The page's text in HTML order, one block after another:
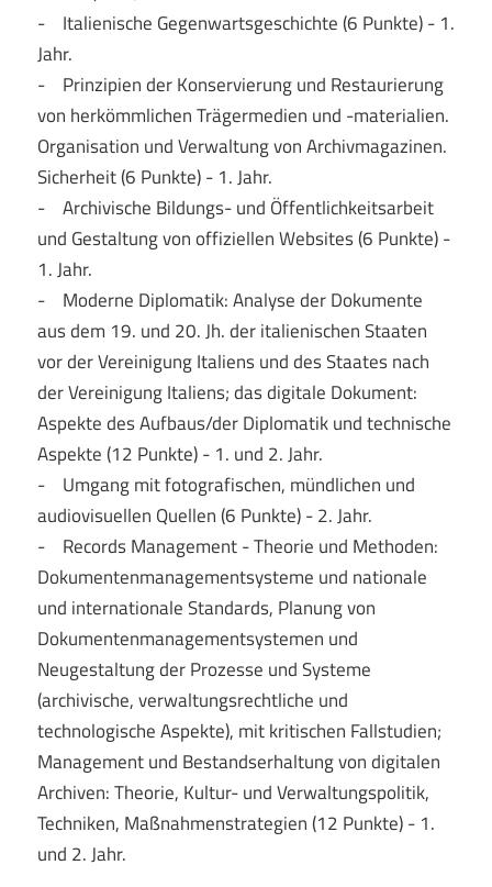
- Italienische Gegenwartsgeschichte (6 Punkte) - 1.
Jahr.
- Prinzipien der Konservierung und Restaurierung
von herkömmlichen Trägermedien und -materialien.
Organisation und Verwaltung von Archivmagazinen.
Sicherheit (6 Punkte) - 1. Jahr.
- Archivische Bildungs- und Öffentlichkeitsarbeit
und Gestaltung von offiziellen Websites (6 Punkte) -
1. Jahr.
- Moderne Diplomatik: Analyse der Dokumente
aus dem 19. und 20. Jh. der italienischen Staaten
vor der Vereinigung Italiens und des Staates nach
der Vereinigung Italiens; das digitale Dokument:
Aspekte des Aufbaus/der Diplomatik und technische
Aspekte (12 Punkte) - 1. und 2. Jahr.
- Umgang mit fotografischen, mündlichen und
audiovisuellen Quellen (6 Punkte) - 2. Jahr.
- Records Management - Theorie und Methoden:
Dokumentenmanagementsysteme und nationale
und internationale Standards, Planung von
Dokumentenmanagementsystemen und
Neugestaltung der Prozesse und Systeme
(archivische, verwaltungsrechtliche und
technologische Aspekte), mit kritischen Fallstudien;
Management und Bestandserhaltung von digitalen
Archiven: Theorie, Kultur- und Verwaltungspolitik,
Techniken, Maßnahmenstrategien (12 Punkte) - 1.
und 2. Jahr.